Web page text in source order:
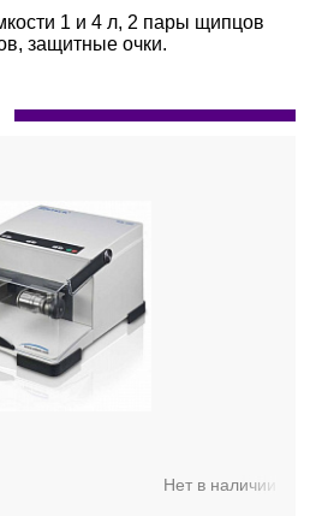
1 и 4 л, 2 пары щипцов
защитные очки.
Нет в наличии